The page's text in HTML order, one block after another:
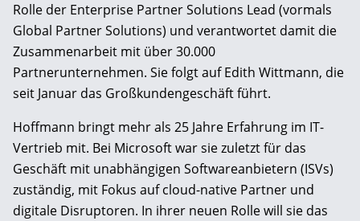
Rolle der Enterprise Partner Solutions Lead (vormals
Global Partner Solutions) und verantwortet damit die
Zusammenarbeit mit über 30.000
Partnerunternehmen. Sie folgt auf Edith Wittmann, die
seit Januar das Großkundengeschäft führt.
Hoffmann bringt mehr als 25 Jahre Erfahrung im IT-
Vertrieb mit. Bei Microsoft war sie zuletzt für das
Geschäft mit unabhängigen Softwareanbietern (ISVs)
zuständig, mit Fokus auf cloud-native Partner und
digitale Disruptoren. In ihrer neuen Rolle will sie das